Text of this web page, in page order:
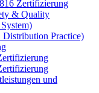
Zertifizierung
& Quality
Practice)
und